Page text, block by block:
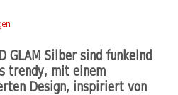
GLAM Silber sind funkelnd
trendy, mit einem
Design, inspiriert von